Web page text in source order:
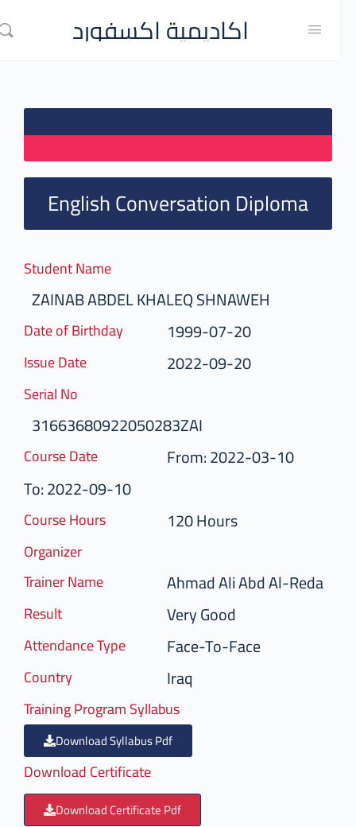
اكاديمية اكسفورد
English Conversation Diploma
Student Name
ZAINAB ABDEL KHALEQ SHNAWEH
Date of Birthday 1999-07-20
Issue Date 2022-09-20
Serial No
31663680922050283ZAI
Course Date
From: 2022-03-10
To: 2022-09-10
Course Hours 120 Hours
Organizer
Trainer Name
Ahmad Ali Abd Al-Reda
Result Very Good
Attendance Type Face-To-Face
Country Iraq
Training Program Syllabus
Download Syllabus Pdf
Download Certificate
Download Certificate Pdf